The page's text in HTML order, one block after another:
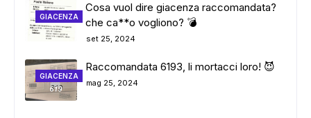
GIACENZA
Cosa vuol dire giacenza raccomandata?
che ca**o vogliono? 💣
set 25, 2024
GIACENZA
Raccomandata 6193, li mortacci loro! 😈
mag 25, 2024